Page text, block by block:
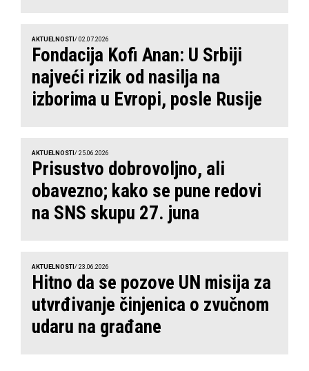
AKTUELNOSTI / 02.07.2026
Fondacija Kofi Anan: U Srbiji
najveći rizik od nasilja na
izborima u Evropi, posle Rusije
AKTUELNOSTI / 25.06.2026
Prisustvo dobrovoljno, ali
obavezno; kako se pune redovi
na SNS skupu 27. juna
AKTUELNOSTI / 23.06.2026
Hitno da se pozove UN misija za
utvrđivanje činjenica o zvučnom
udaru na građane